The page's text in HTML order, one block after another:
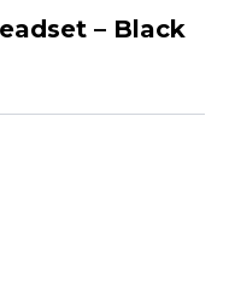
– Black